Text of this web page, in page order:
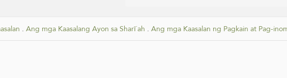
. Ang mga Kaasalang Ayon sa Sharī`ah . Ang mga Kaasalan ng Pagkain at Pag-